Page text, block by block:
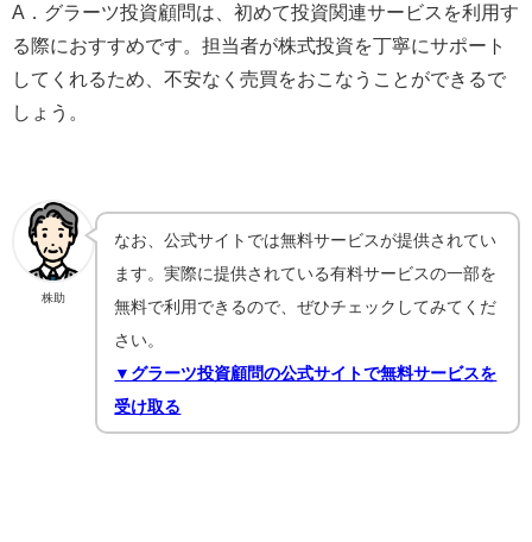
A．グラーツ投資顧問は、初めて投資関連サービスを利用す
る際におすすめです。担当者が株式投資を丁寧にサポート
してくれるため、不安なく売買をおこなうことができるで
しょう。
株助
なお、公式サイトでは無料サービスが提供されてい
ます。実際に提供されている有料サービスの一部を
無料で利用できるので、ぜひチェックしてみてくだ
さい。
▼グラーツ投資顧問の公式サイトで無料サービスを
受け取る